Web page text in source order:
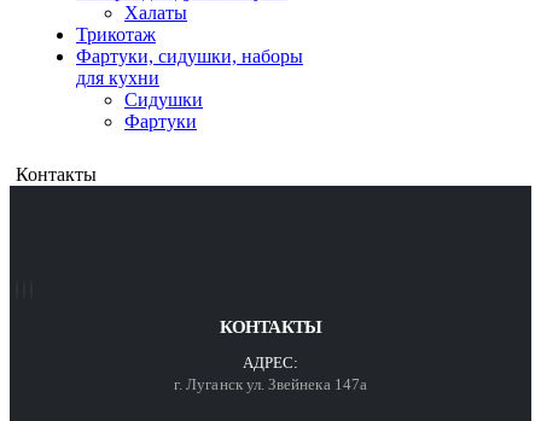
Халаты
Трикотаж
Фартуки, сидушки, наборы
для кухни
Сидушки
Фартуки
Контакты
КОНТАКТЫ
АДРЕС:
г. Луганск ул. Звейнека 147а